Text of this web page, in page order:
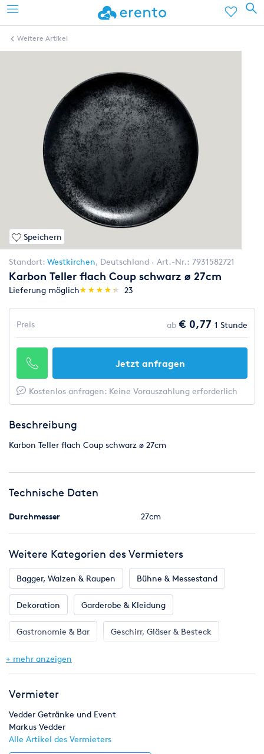
Weitere Artikel
Speichern
Standort: Westkirchen, Deutschland Art.-Nr.: 7931582721
Karbon Teller flach Coup schwarz ø 27cm
Lieferung möglich(*)
★
★
(*)★
★
(*) ★
★
(*) ★
★
(*) ★
★ 23
Preis ab € 0,77 1 Stunde
Jetzt anfragen
Kostenlos anfragen: Keine Vorauszahlung erforderlich
Beschreibung
Karbon Teller flach Coup schwarz ø 27cm
Technische Daten
Durchmesser 27cm
Weitere Kategorien des Vermieters
Bagger, Walzen & Raupen Bühne & Messestand
Dekoration Garderobe & Kleidung
Gastronomie & Bar Geschirr, Gläser & Besteck
Klima & Heizen
Zelte & Zeltsysteme
+ mehr anzeigen
Vermieter
Vedder Getränke und Event
Markus Vedder
Alle Artikel des Vermieters